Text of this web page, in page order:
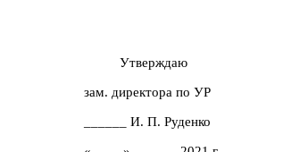
Утверждаю
зам. директора по УР
______ И. П. Руденко